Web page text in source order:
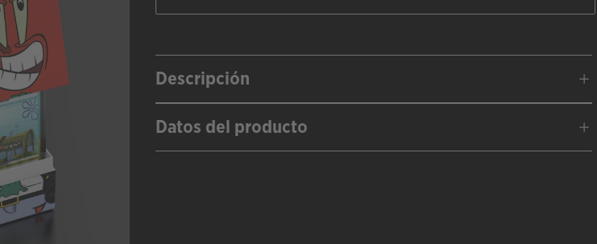
Descripción
Datos del producto